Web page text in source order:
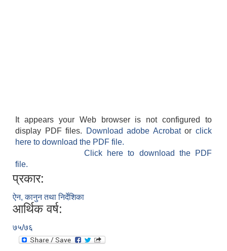
It appears your Web browser is not configured to
display PDF files.
Download adobe Acrobatorclick
here to download the PDF file.
Click here to download the PDF
file.
प्रकार:
ऐन, कानुन तथा निर्देशिका
आर्थिक वर्ष:
७५/७६